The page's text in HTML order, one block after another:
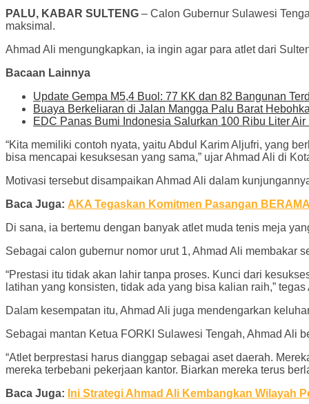
PALU, KABAR SULTENG – Calon Gubernur Sulawesi
maksimal.
Ahmad Ali mengungkapkan, ia ingin agar para atlet dari
Bacaan Lainnya
Update Gempa M5,4 Buol: 77 KK dan 82 Bangunan
Buaya Berkeliaran di Jalan Mangga Palu Barat
EDC Panas Bumi Indonesia Salurkan 100 Ribu Liter
“Kita memiliki contoh nyata, yaitu Abdul Karim Aljufri, yang
bisa mencapai kesuksesan yang sama,” ujar Ahmad Ali di
Motivasi tersebut disampaikan Ahmad Ali dalam
Baca Juga: AKA Tegaskan Komitmen Pasangan
Di sana, ia bertemu dengan banyak atlet muda tenis meja
Sebagai calon gubernur nomor urut 1, Ahmad Ali membakar
“Prestasi itu tidak akan lahir tanpa proses. Kunci dari
latihan yang konsisten, tidak ada yang bisa kalian raih,”
Dalam kesempatan itu, Ahmad Ali juga mendengarkan
Sebagai mantan Ketua FORKI Sulawesi Tengah, Ahmad Ali
“Atlet berprestasi harus dianggap sebagai aset daerah.
mereka terbebani pekerjaan kantor. Biarkan mereka terus
Baca Juga: Ini Strategi Ahmad Ali Kembangkan Wilayah